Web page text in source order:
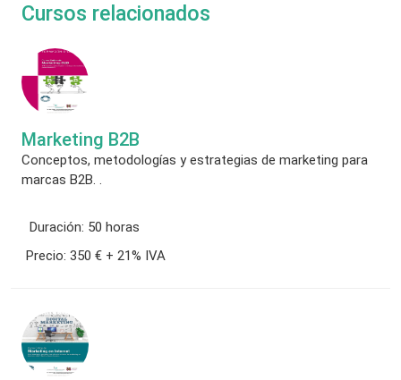
Cursos relacionados
Marketing B2B
Conceptos, metodologías y estrategias de marketing para
marcas B2B. .
Duración: 50 horas
Precio: 350 € + 21% IVA